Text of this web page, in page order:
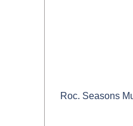
Roc. Seasons